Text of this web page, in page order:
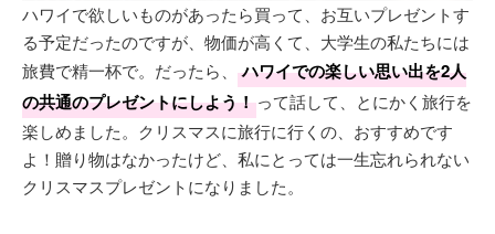
ハワイで欲しいものがあったら買って、お互いプレゼントす
る予定だったのですが、物価が高くて、大学生の私たちには
旅費で精一杯で。だったら、
ハワイでの楽しい思い出を2人
の共通のプレゼントにしよう！って話して、とにかく旅行を
楽しめました。クリスマスに旅行に行くの、おすすめです
よ！贈り物はなかったけど、私にとっては一生忘れられない
クリスマスプレゼントになりました。